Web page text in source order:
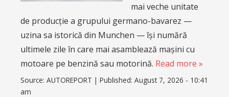
mai veche unitate
de producție a grupului germano-bavarez —
uzina sa istorică din Munchen — își numără
ultimele zile în care mai asamblează mașini cu
motoare pe benzină sau motorină. Read more »
Source: AUTOREPORT | Published: August 7, 2026 - 10:41
am